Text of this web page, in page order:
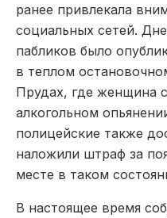
ранее привлекала
социальных сетей.
пабликов было
в теплом
Прудах, где женщина
алкогольном
полицейские также
наложили штраф за
месте в таком
В настоящее время